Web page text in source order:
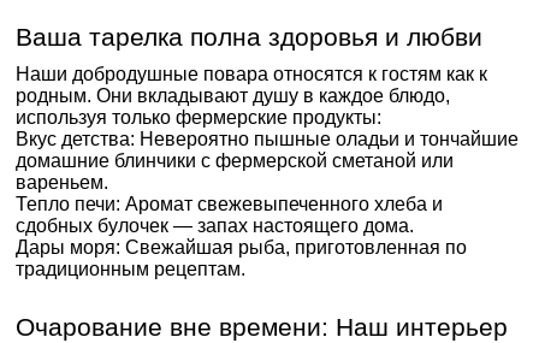
Ваша тарелка полна здоровья и любви
Наши добродушные повара относятся к гостям как к
родным. Они вкладывают душу в каждое блюдо,
используя только фермерские продукты:
Вкус детства: Невероятно пышные оладьи и тончайшие
домашние блинчики с фермерской сметаной или
вареньем.
Тепло печи: Аромат свежевыпеченного хлеба и
сдобных булочек — запах настоящего дома.
Дары моря: Свежайшая рыба, приготовленная по
традиционным рецептам.
Очарование вне времени: Наш интерьер